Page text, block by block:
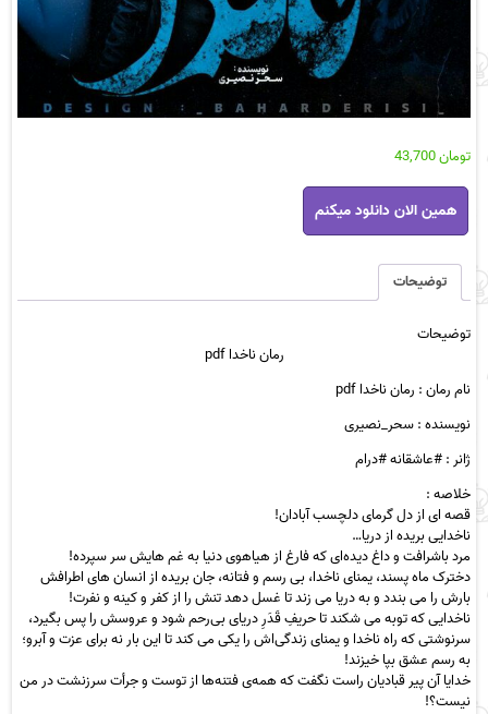
تومان43,700
رمان
ناخدا
pdf
همین الان دانلود میکنم
توضیحات
توضیحات
رمان ناخدا pdf
نام رمان : رمان ناخدا pdf
نویسنده : سحر_نصیری
ژانر : #عاشقانه #درام
خلاصه :
قصه ای از دل گرمای دلچسب آبادان!
ناخدایی بریده از دریا…
مرد باشرافت و داغ دیده‌ای که فارغ از هیاهوی دنیا به غم هایش سر سپرده!
دخترک ماه پسند، یمنای ناخدا، بی رسم و فتانه، جان بریده از انسان های اطرافش
بارش را می بندد و به دریا می زند تا غسل دهد تنش را از کفر و کینه و نفرت!
ناخدایی که توبه می شکند تا حریفِ قَدَرِ دریای بی‌رحم شود و عروسش را پس بگیرد،
سرنوشتی که راه ناخدا و یمنای زندگی‌اش را یکی می کند تا این بار نه برای عزت و آبرو؛
به رسم عشق بپا خیزند!
خدایا آن پیر قبادیان راست نگفت که همه‌ی فتنه‌ها از توست و جرأت سرزنشت در من
نیست؟!